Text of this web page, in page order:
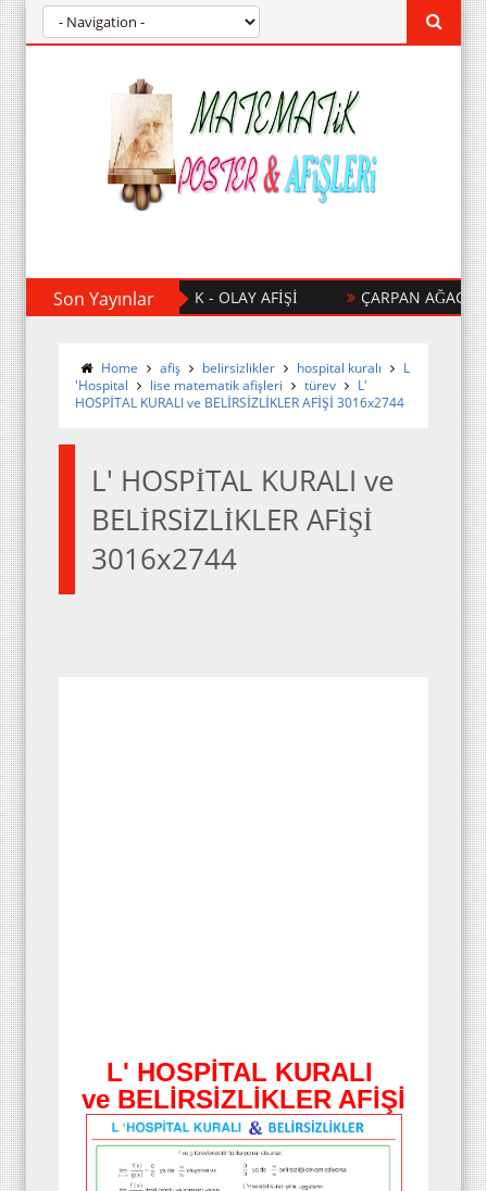
Son Yayınlar
8.SINIF OLASILIK - OLAY AFİŞİ ÇARPAN AĞACI
Home afiş belirsizlikler hospital kuralı
L
'Hospital
lise matematik afişleri türev
L'
HOSPİTAL KURALI ve BELİRSİZLİKLER AFİŞİ 3016x2744
L' HOSPİTAL KURALI ve
BELİRSİZLİKLER AFİŞİ
3016x2744
L' HOSPİTAL KURALI
ve BELİRSİZLİKLER AFİŞİ